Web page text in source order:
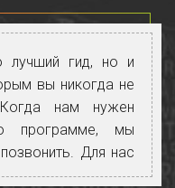
лучший гид, но и
вы никогда не
нам нужен
программе, мы
Для нас
ли у Натальи